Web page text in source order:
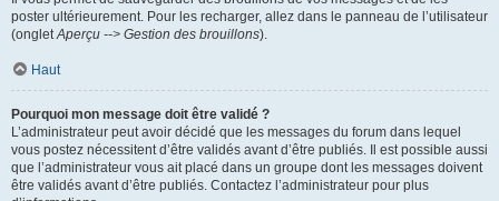
poster ultérieurement. Pour les recharger, allez dans le panneau de l’utilisateur
(ongletAperçu --> Gestion des brouillons).
Haut
Pourquoi mon message doit être validé ?
L’administrateur peut avoir décidé que les messages du forum dans lequel
vous postez nécessitent d’être validés avant d’être publiés. Il est possible aussi
que l’administrateur vous ait placé dans un groupe dont les messages doivent
être validés avant d’être publiés. Contactez l’administrateur pour plus